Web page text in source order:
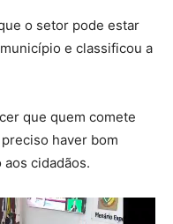
o setor pode estar
e classificou a
que quem comete
haver bom
cidadãos.